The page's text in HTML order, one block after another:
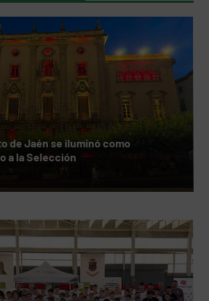
de Jaén se iluminó como
a la Selección